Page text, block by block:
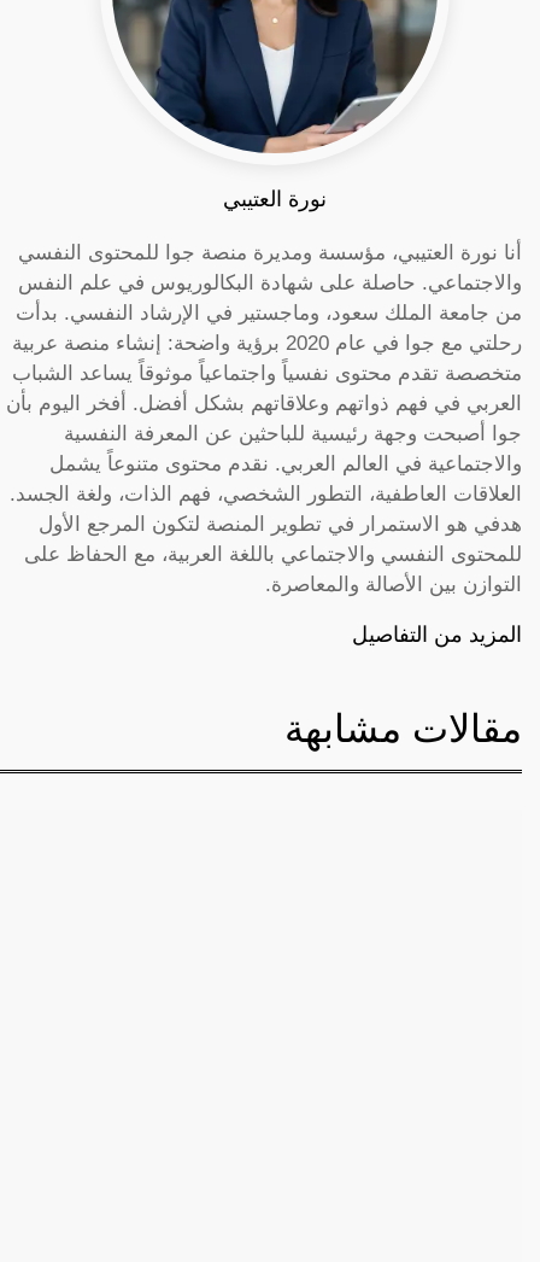
نورة العتيبي
أنا نورة العتيبي، مؤسسة ومديرة منصة جوا للمحتوى النفسي
والاجتماعي. حاصلة على شهادة البكالوريوس في علم النفس
من جامعة الملك سعود، وماجستير في الإرشاد النفسي. بدأت
رحلتي مع جوا في عام 2020 برؤية واضحة: إنشاء منصة عربية
متخصصة تقدم محتوى نفسياً واجتماعياً موثوقاً يساعد الشباب
العربي في فهم ذواتهم وعلاقاتهم بشكل أفضل. أفخر اليوم بأن
جوا أصبحت وجهة رئيسية للباحثين عن المعرفة النفسية
والاجتماعية في العالم العربي. نقدم محتوى متنوعاً يشمل
العلاقات العاطفية، التطور الشخصي، فهم الذات، ولغة الجسد.
هدفي هو الاستمرار في تطوير المنصة لتكون المرجع الأول
للمحتوى النفسي والاجتماعي باللغة العربية، مع الحفاظ على
التوازن بين الأصالة والمعاصرة.
المزيد من التفاصيل
مقالات مشابهة